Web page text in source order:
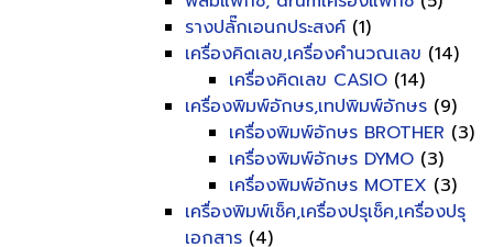
รางปลั๊กเอนกประสงค์ (1)
เครื่องคิดเลข,เครื่องคำนวณเลข (14)
เครื่องคิดเลข CASIO (14)
เครื่องพิมพ์อักษร,เทปพิมพ์อักษร (9)
เครื่องพิมพ์อักษร BROTHER (3)
เครื่องพิมพ์อักษร DYMO (3)
เครื่องพิมพ์อักษร MOTEX (3)
เครื่องพิมพ์เช็ค,เครื่องปรุเช็ค,เครื่องปรุ
เอกสาร (4)